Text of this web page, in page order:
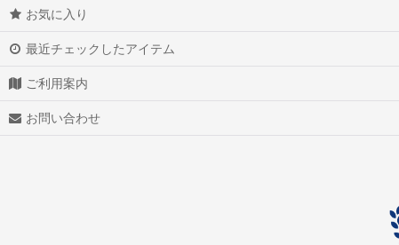
アゼツライト
お気に入り
最近チェックしたアイテム
ご利用案内
お問い合わせ